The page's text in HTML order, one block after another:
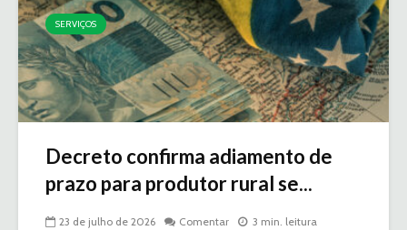
SERVIÇOS
Decreto confirma adiamento de
prazo para produtor rural se...
23 de julho de 2026 Comentar 3 min. leitura